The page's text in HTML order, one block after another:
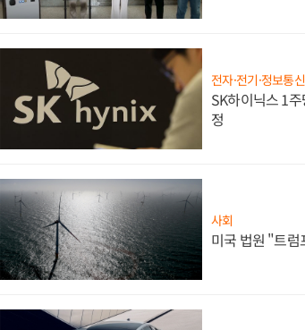
전자·전기·정보통신
SK하이닉스 1
정
사회
미국 법원 "트럼